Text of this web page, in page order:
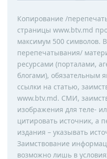
Копирование /
страницы www.btv.md
максимум 500 символов.
перепечатывания/
ресурсами (порталами,
блогами), обязательным
ссылки на статью,
www.btv.md. СМИ,
изображения для теле-
цитировать источник, а
издания – указывать
Заимствование
возможно лишь в